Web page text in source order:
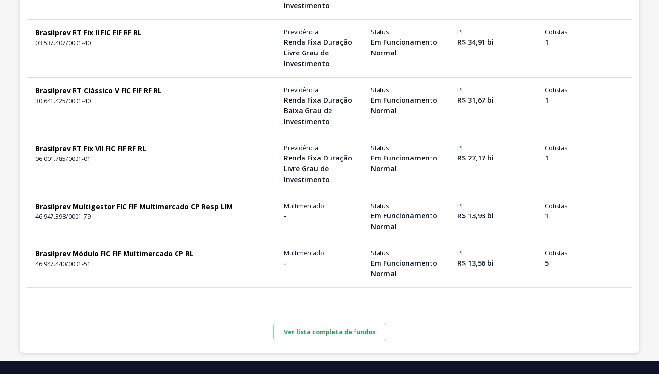
Investimento
Brasilprev RT Fix II FIC FIF RF RL
03.537.407/0001-40
Previdência
Renda Fixa Duração
Livre Grau de
Investimento
Status
Em Funcionamento
Normal
PL
R$ 34,91 bi
Cotistas
1
Brasilprev RT Clássico V FIC FIF RF RL
30.641.425/0001-40
Previdência
Renda Fixa Duração
Baixa Grau de
Investimento
Status
Em Funcionamento
Normal
PL
R$ 31,67 bi
Cotistas
1
Brasilprev RT Fix VII FIC FIF RF RL
06.001.785/0001-01
Previdência
Renda Fixa Duração
Livre Grau de
Investimento
Status
Em Funcionamento
Normal
PL
R$ 27,17 bi
Cotistas
1
Brasilprev Multigestor FIC FIF Multimercado CP Resp LIM
46.947.398/0001-79
Multimercado
-
Status
Em Funcionamento
Normal
PL
R$ 13,93 bi
Cotistas
1
Brasilprev Módulo FIC FIF Multimercado CP RL
46.947.440/0001-51
Multimercado
-
Status
Em Funcionamento
Normal
PL
R$ 13,56 bi
Cotistas
5
Ver lista completa de fundos